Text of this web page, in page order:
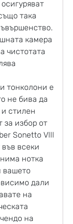
така
камера
чистотата
тонколони е
не бива да
стилен
за избор от
Sonetto Vlll
всеки
нотка
вашето
дали
на
на